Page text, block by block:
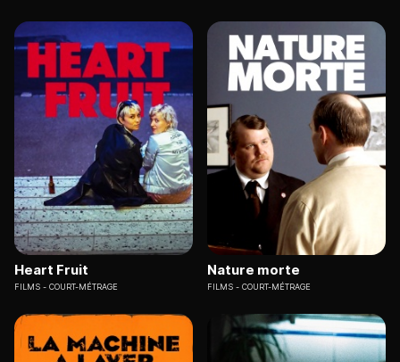
Heart Fruit
FILMS COURT-MÉTRAGE
Nature morte
FILMS COURT-MÉTRAGE